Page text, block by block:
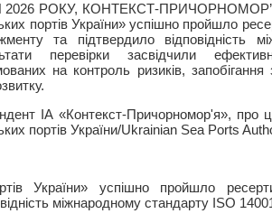
РОКУ, КОНТЕКСТ-ПРИЧОРНОМОР’Я
портів України» успішно пройшло
та підтвердило відповідність
перевірки засвідчили
на контроль ризиків,
ІА «Контекст-Причорномор'я», про
портів України/Ukrainian Sea Ports
України» успішно пройшло
міжнародному стандарту ISO